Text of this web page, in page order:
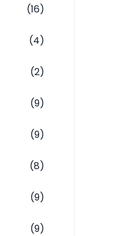
(16)
(4)
(2)
(9)
(9)
(8)
(9)
(9)